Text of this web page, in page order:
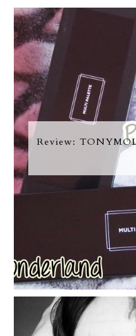
Review: